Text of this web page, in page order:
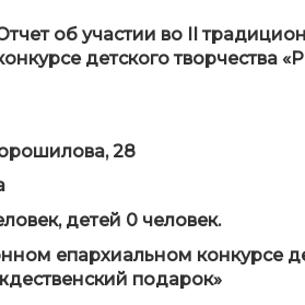
об участии во II
детского творчества
28
детей 0 человек.
епархиальном конкурсе
подарок»